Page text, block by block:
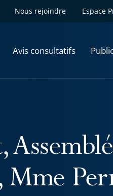
Nous rejoindre Espace
Avis consultatifs
Mme